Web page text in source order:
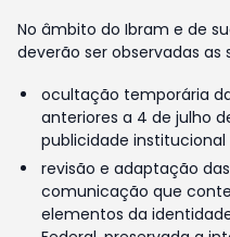
No âmbito do Ibram e de
deverão ser observadas as
ocultação temporária
anteriores a 4 de julho
publicidade
revisão e adaptação
comunicação que
elementos da